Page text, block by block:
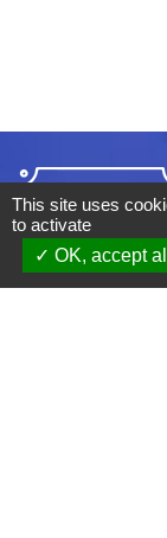
This site uses
to activate
OK, accept all